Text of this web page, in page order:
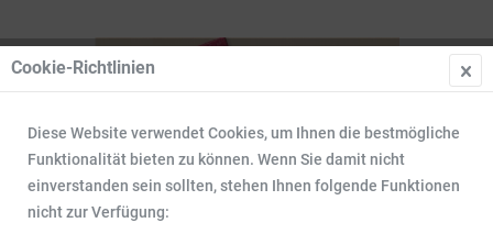
Cookie-Richtlinien
Diese Website verwendet Cookies, um Ihnen die bestmögliche
Funktionalität bieten zu können. Wenn Sie damit nicht
einverstanden sein sollten, stehen Ihnen folgende Funktionen
nicht zur Verfügung: